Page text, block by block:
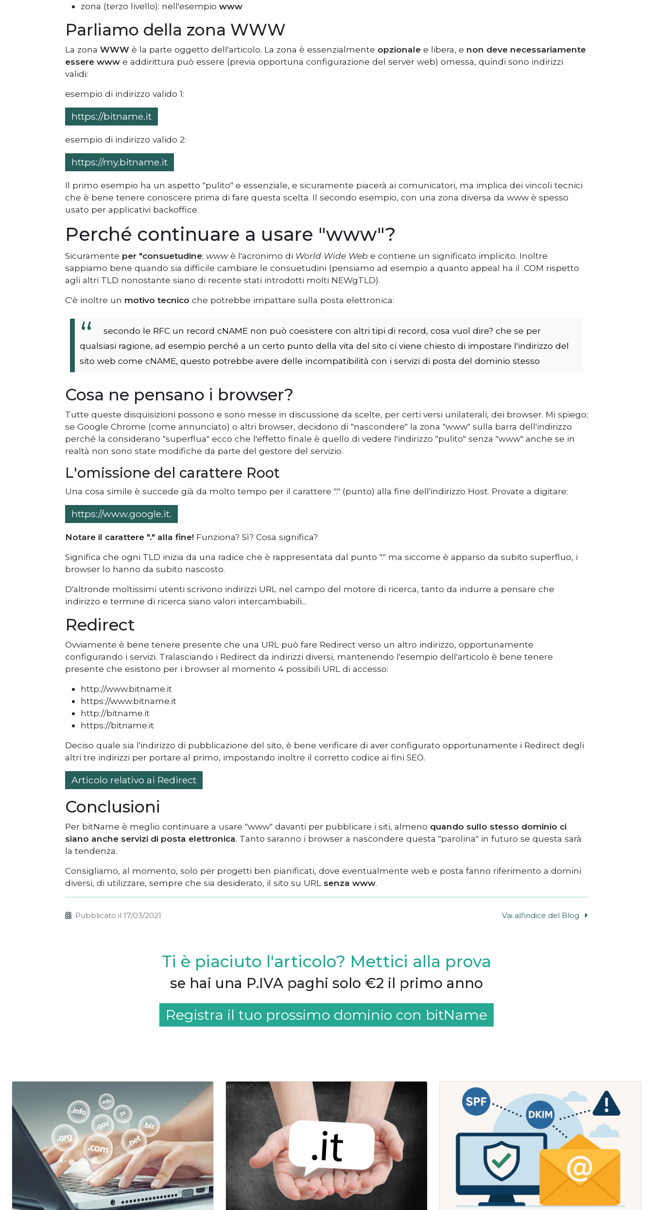
zona (terzo livello): nell'esempio www
Parliamo della zona WWW
La zona WWW è la parte oggetto dell'articolo. La zona è essenzialmente opzionale e libera, e non deve necessariamente
essere www e addirittura può essere (previa opportuna configurazione del server web) omessa, quindi sono indirizzi
validi:
esempio di indirizzo valido 1:
https://bitname.it
esempio di indirizzo valido 2:
https://my.bitname.it
Il primo esempio ha un aspetto "pulito" e essenziale, e sicuramente piacerà ai comunicatori, ma implica dei vincoli tecnici
che è bene tenere conoscere prima di fare questa scelta. Il secondo esempio, con una zona diversa da www è spesso
usato per applicativi backoffice.
Perché continuare a usare "www"?
Sicuramente per "consuetudine; wwwè l'acronimo di World Wide Web e contiene un significato implicito. Inoltre
sappiamo bene quando sia difficile cambiare le consuetudini (pensiamo ad esempio a quanto appeal ha il .COM rispetto
agli altri TLD nonostante siano di recente stati introdotti molti NEWgTLD).
C'è inoltre un motivo tecnico che potrebbe impattare sulla posta elettronica:
secondo le RFC un record cNAME non può coesistere con altri tipi di record, cosa vuol dire? che se per
qualsiasi ragione, ad esempio perché a un certo punto della vita del sito ci viene chiesto di impostare l'indirizzo del
sito web come cNAME, questo potrebbe avere delle incompatibilità con i servizi di posta del dominio stesso
Cosa ne pensano i browser?
Tutte queste disquisizioni possono e sono messe in discussione da scelte, per certi versi unilaterali, dei browser. Mi spiego;
se Google Chrome (come annunciato) o altri browser, decidono di "nascondere" la zona "www" sulla barra dell'indirizzo
perché la considerano "superflua" ecco che l'effetto finale è quello di vedere l'indirizzo "pulito" senza "www" anche se in
realtà non sono state modifiche da parte del gestore del servizio.
L'omissione del carattere Root
Una cosa simile è succede già da molto tempo per il carattere "." (punto) alla fine dell'indirizzo Host. Provate a digitare:
https://www.google.it.
Notare il carattere "." alla fine! Funziona? Sì? Cosa significa?
Significa che ogni TLD inizia da una radice che è rappresentata dal punto "." ma siccome è apparso da subito superfluo, i
browser lo hanno da subito nascosto.
D'altronde moltissimi utenti scrivono indirizzi URL nel campo del motore di ricerca, tanto da indurre a pensare che
indirizzo e termine di ricerca siano valori intercambiabili...
Redirect
Ovviamente è bene tenere presente che una URL può fare Redirect verso un altro indirizzo, opportunamente
configurando i servizi. Tralasciando i Redirect da indirizzi diversi, mantenendo l'esempio dell'articolo è bene tenere
presente che esistono per i browser al momento 4 possibili URL di accesso:
http://www.bitname.it
https://www.bitname.it
http://bitname.it
https://bitname.it
Deciso quale sia l'indirizzo di pubblicazione del sito, è bene verificare di aver configurato opportunamente i Redirect degli
altri tre indirizzi per portare al primo, impostando inoltre il corretto codice ai fini SEO.
Articolo relativo ai Redirect
Conclusioni
Per bitName è meglio continuare a usare "www" davanti per pubblicare i siti, almeno quando sullo stesso dominio ci
siano anche servizi di posta elettronica. Tanto saranno i browser a nascondere questa "parolina" in futuro se questa sarà
la tendenza.
Consigliamo, al momento, solo per progetti ben pianificati, dove eventualmente web e posta fanno riferimento a domini
diversi, di utilizzare, sempre che sia desiderato, il sito su URL senza www.
Pubblicato il 17/03/2021 Vai all'indice del Blog
Ti è piaciuto l'articolo? Mettici alla prova
se hai una P.IVA paghi solo €2 il primo anno
Registra il tuo prossimo dominio con bitName